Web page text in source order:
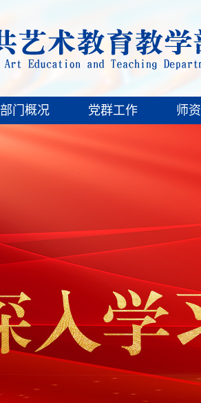
部门概况 党群工作 师